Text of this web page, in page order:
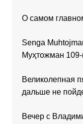
О самом
Senga
Муҳтожман
Великолепная
дальше не
Вечер с